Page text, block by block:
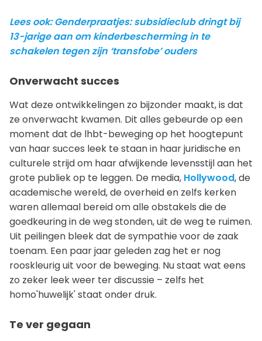
Lees ook: Genderpraatjes: subsidieclub dringt bij
13-jarige aan om kinderbescherming in te
schakelen tegen zijn ‘transfobe’ ouders
Onverwacht succes
Wat deze ontwikkelingen zo bijzonder maakt, is dat
ze onverwacht kwamen. Dit alles gebeurde op een
moment dat de lhbt-beweging op het hoogtepunt
van haar succes leek te staan in haar juridische en
culturele strijd om haar afwijkende levensstijl aan het
grote publiek op te leggen. De media, Hollywood, de
academische wereld, de overheid en zelfs kerken
waren allemaal bereid om alle obstakels die de
goedkeuring in de weg stonden, uit de weg te ruimen.
Uit peilingen bleek dat de sympathie voor de zaak
toenam. Een paar jaar geleden zag het er nog
rooskleurig uit voor de beweging. Nu staat wat eens
zo zeker leek weer ter discussie – zelfs het
homo'huwelijk' staat onder druk.
Te ver gegaan